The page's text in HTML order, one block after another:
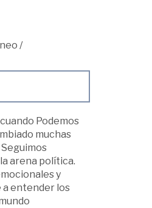
/
Podemos
muchas
arena política.
y
a entender los